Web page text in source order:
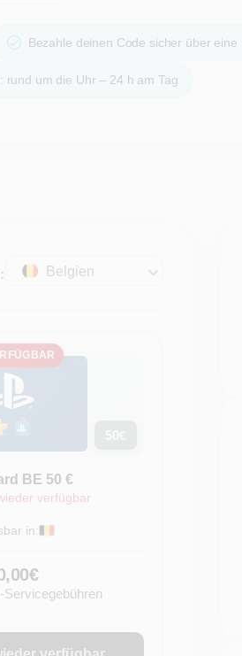
Bezahle deinen Code sicher über
rund um die Uhr – 24 h am Tag
Belgien
BE 50 €
verfügbar
in: